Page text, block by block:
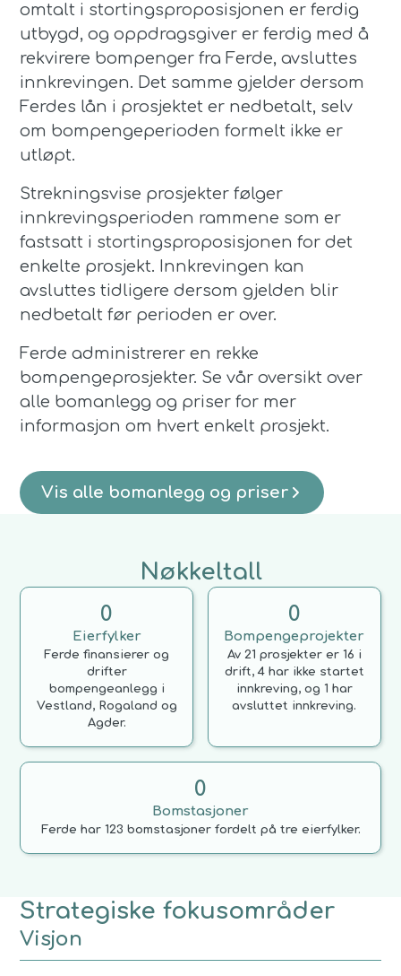
omtalt i stortingsproposisjonen er ferdig
utbygd, og oppdragsgiver er ferdig med å
rekvirere bompenger fra Ferde, avsluttes
innkrevingen. Det samme gjelder dersom
Ferdes lån i prosjektet er nedbetalt, selv
om bompengeperioden formelt ikke er
utløpt.
Strekningsvise prosjekter følger
innkrevingsperioden rammene som er
fastsatt i stortingsproposisjonen for det
enkelte prosjekt. Innkrevingen kan
avsluttes tidligere dersom gjelden blir
nedbetalt før perioden er over.
Ferde administrerer en rekke
bompengeprosjekter. Se vår oversikt over
alle bomanlegg og priser for mer
informasjon om hvert enkelt prosjekt.
Vis alle bomanlegg og priser
Nøkkeltall
0
Eierfylker
Ferde finansierer og
drifter
bompengeanlegg i
Vestland, Rogaland og
Agder.
0
Bompengeprojekter
Av 21 prosjekter er 16 i
drift, 4 har ikke startet
innkreving, og 1 har
avsluttet innkreving.
0
Bomstasjoner
Ferde har 123 bomstasjoner fordelt på tre eierfylker.
Strategiske fokusområder
Visjon